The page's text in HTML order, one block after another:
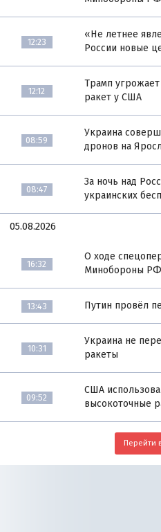
12:23
«Не летнее
России новые
12:12
Трамп угрожает
ракет у США
08:59
Украина
дронов на
08:47
За ночь над
украинских
05.08.2026
16:32
О ходе
Минобороны РФ
13:43 Путин провёл
10:31
Украина не
ракеты
09:52
США
высокоточные
Перейти